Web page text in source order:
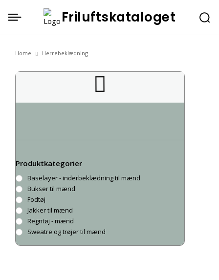
Friluftskataloget
Home Herrebeklædning
Herrebeklædning
Produktkategorier
Baselayer - inderbeklædning til mænd
Bukser til mænd
Fodtøj
Jakker til mænd
Regntøj - mænd
Sweatre og trøjer til mænd